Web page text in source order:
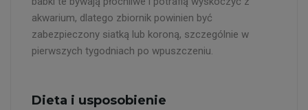
akwarium, dlatego zbiornik powinien być
zabezpieczony siatką lub koroną, szczególnie w
pierwszych tygodniach po wpuszczeniu.
Dieta i usposobienie